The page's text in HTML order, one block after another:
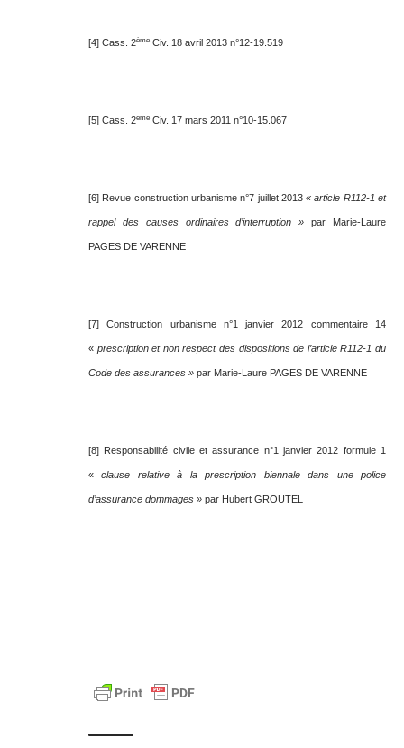
[4] Cass. 2ème Civ. 18 avril 2013 n°12-19.519
[5] Cass. 2ème Civ. 17 mars 2011 n°10-15.067
[6] Revue construction urbanisme n°7 juillet 2013« article R112-1 et
rappel des causes ordinaires d’interruption »par Marie-Laure
PAGES DE VARENNE
[7] Construction urbanisme n°1 janvier 2012 commentaire 14
« prescription et non respect des dispositions de l’article R112-1 du
Code des assurances » par Marie-Laure PAGES DE VARENNE
[8] Responsabilité civile et assurance n°1 janvier 2012 formule 1
«clause relative à la prescription biennale dans une police
d’assurance dommages » par Hubert GROUTEL